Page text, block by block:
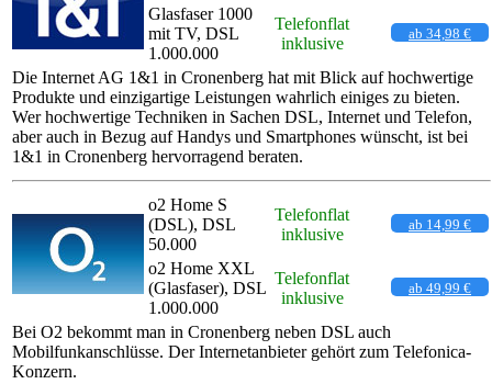
Glasfaser 1000
mit TV, DSL
1.000.000
Telefonflat
inklusive
ab 34,98 €
Die Internet AG 1&1 in Cronenberg hat mit Blick auf hochwertige
Produkte und einzigartige Leistungen wahrlich einiges zu bieten.
Wer hochwertige Techniken in Sachen DSL, Internet und Telefon,
aber auch in Bezug auf Handys und Smartphones wünscht, ist bei
1&1 in Cronenberg hervorragend beraten.
o2 Home S
(DSL), DSL
50.000
Telefonflat
inklusive
ab 14,99 €
o2 Home XXL
(Glasfaser), DSL
1.000.000
Telefonflat
inklusive
ab 49,99 €
Bei O2 bekommt man in Cronenberg neben DSL auch
Mobilfunkanschlüsse. Der Internetanbieter gehört zum Telefonica-
Konzern.